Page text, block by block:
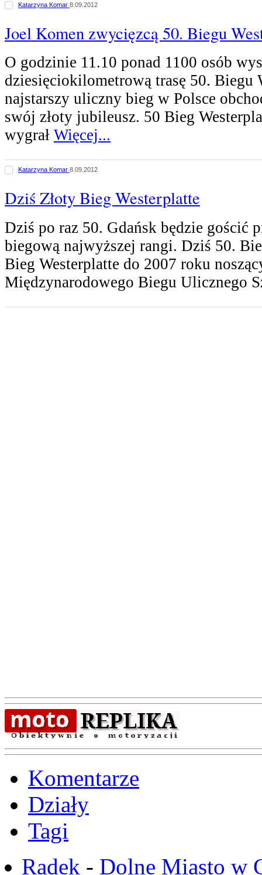
Katarzyna Komar 8.09.2012
Joel Komen zwycięzcą 50. Biegu
O godzinie 11.10 ponad 1100 osób
dziesięciokilometrową trasę 50. Biegu
najstarszy uliczny bieg w Polsce
swój złoty jubileusz. 50 Bieg
wygrał Więcej...
Katarzyna Komar 8.09.2012
Dziś Złoty Bieg Westerplatte
Dziś po raz 50. Gdańsk będzie gościć
biegową najwyższej rangi. Dziś 50.
Bieg Westerplatte do 2007 roku
Międzynarodowego Biegu Ulicznego
Komentarze
Działy
Tagi
Radek - Dolne Miasto w